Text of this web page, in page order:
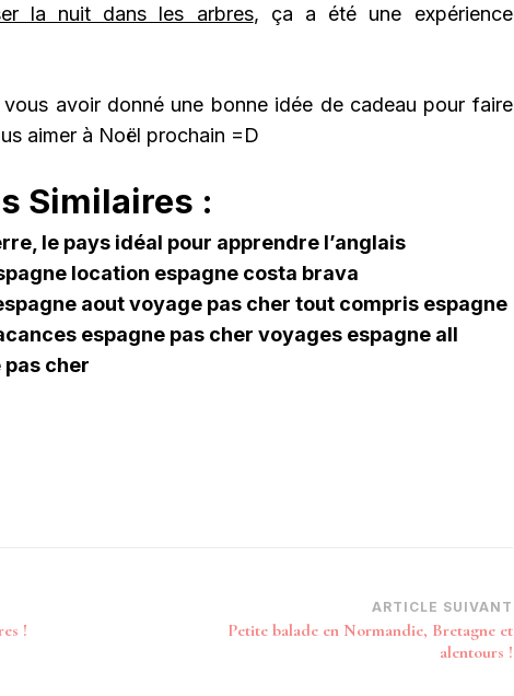
la nuit dans les arbres, ça a été une expérience
vous avoir donné une bonne idée de cadeau pour faire
aimer à Noël prochain =D
Similaires :
le pays idéal pour apprendre l’anglais
location espagne costa brava
aout voyage pas cher tout compris espagne
espagne pas cher voyages espagne all
cher
!
ARTICLE SUIVANT
Petite balade en Normandie, Bretagne et
alentours !